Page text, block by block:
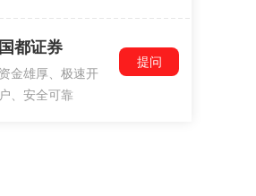
国都证券
资金雄厚、极速开
户、安全可靠
提问